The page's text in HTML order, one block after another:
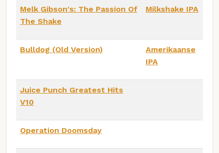
Melk Gibson's: The Passion Of
The Shake
Milkshake IPA
Bulldog (Old Version)
Amerikaanse
IPA
Juice Punch Greatest Hits
V10
Operation Doomsday